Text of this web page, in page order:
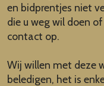
en bidprentjes niet
die u weg wil doen
contact op.
Wij willen met deze
beledigen, het is